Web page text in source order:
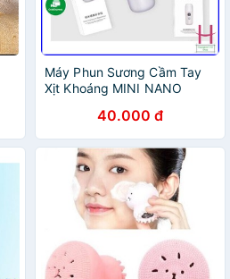
Máy Phun Sương Cầm Tay
Xịt Khoáng MINI NANO
Kiện Cáp Sạc - Cấp Ẩm
Dưỡng Da Bổ Sung Khoáng
{H}
40.000 đ